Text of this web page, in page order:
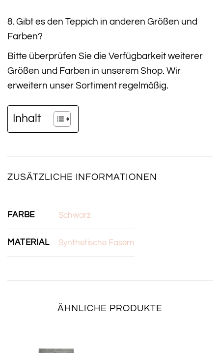
8. Gibt es den Teppich in anderen Größen und
Farben?
Bitte überprüfen Sie die Verfügbarkeit weiterer
Größen und Farben in unserem Shop. Wir
erweitern unser Sortiment regelmäßig.
Inhalt
ZUSÄTZLICHE INFORMATIONEN
FARBE Schwarz
MATERIAL Synthetische Fasern
ÄHNLICHE PRODUKTE